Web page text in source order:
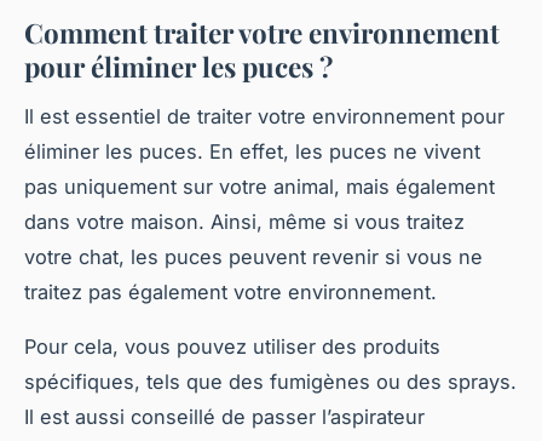
Comment traiter votre environnement
pour éliminer les puces ?
Il est essentiel de traiter votre environnement pour
éliminer les puces. En effet, les puces ne vivent
pas uniquement sur votre animal, mais également
dans votre maison. Ainsi, même si vous traitez
votre chat, les puces peuvent revenir si vous ne
traitez pas également votre environnement.
Pour cela, vous pouvez utiliser des produits
spécifiques, tels que des fumigènes ou des sprays.
Il est aussi conseillé de passer l’aspirateur